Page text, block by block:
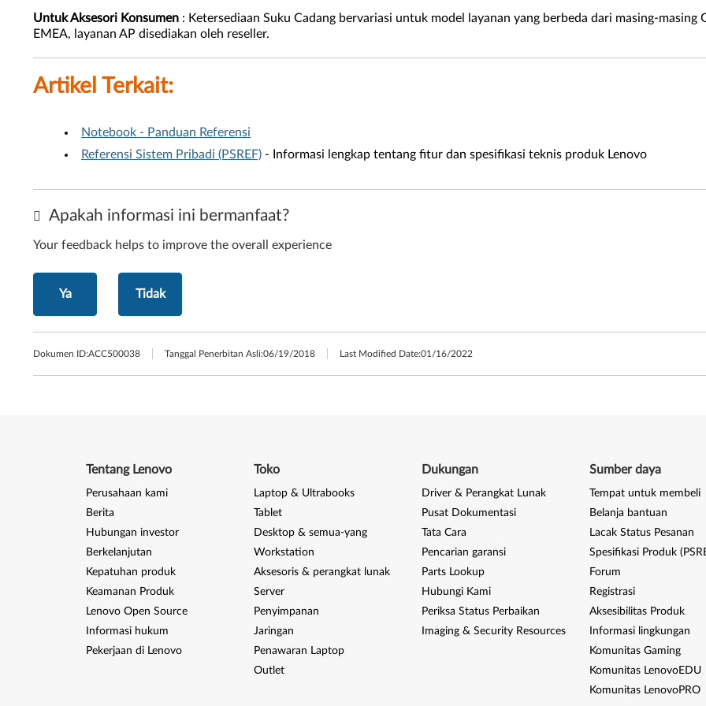
Untuk Aksesori Konsumen : Ketersediaan Suku Cadang bervariasi untuk model layanan yang berbeda dari masing-masing
EMEA, layanan AP disediakan oleh reseller.
Artikel Terkait:
Notebook - Panduan Referensi
Referensi Sistem Pribadi (PSREF) - Informasi lengkap tentang fitur dan spesifikasi teknis produk Lenovo
Apakah informasi ini bermanfaat?
Your feedback helps to improve the overall experience
Ya Tidak
Dokumen ID:ACC500038 Tanggal Penerbitan Asli:06/19/2018 Last Modified Date:01/16/2022
Tentang Lenovo
Perusahaan kami
Berita
Hubungan investor
Berkelanjutan
Kepatuhan produk
Keamanan Produk
Lenovo Open Source
Informasi hukum
Pekerjaan di Lenovo
Toko
Laptop & Ultrabooks
Tablet
Desktop & semua-yang
Workstation
Aksesoris & perangkat lunak
Server
Penyimpanan
Jaringan
Penawaran Laptop
Outlet
Dukungan
Driver & Perangkat Lunak
Pusat Dokumentasi
Tata Cara
Pencarian garansi
Parts Lookup
Hubungi Kami
Periksa Status Perbaikan
Imaging & Security Resources
Sumber daya
Tempat untuk membeli
Belanja bantuan
Lacak Status Pesanan
Spesifikasi Produk
Forum
Registrasi
Aksesibilitas Produk
Informasi lingkungan
Komunitas Gaming
Komunitas LenovoEDU
Komunitas LenovoPRO